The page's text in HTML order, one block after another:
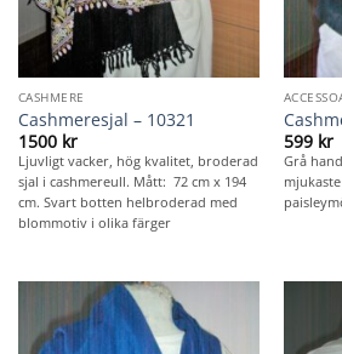
CASHMERE
Cashmeresjal – 10321
1500 kr
Ljuvligt vacker, hög kvalitet, broderad
sjal i cashmereull. Mått: 72 cm x 194
cm. Svart botten helbroderad med
blommotiv i olika färger
599 kr
Grå